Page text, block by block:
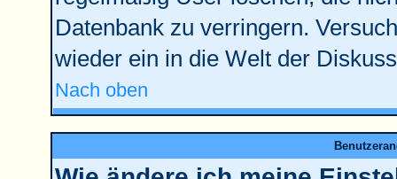
Datenbank zu verringern.
wieder ein in die Welt der
Nach oben